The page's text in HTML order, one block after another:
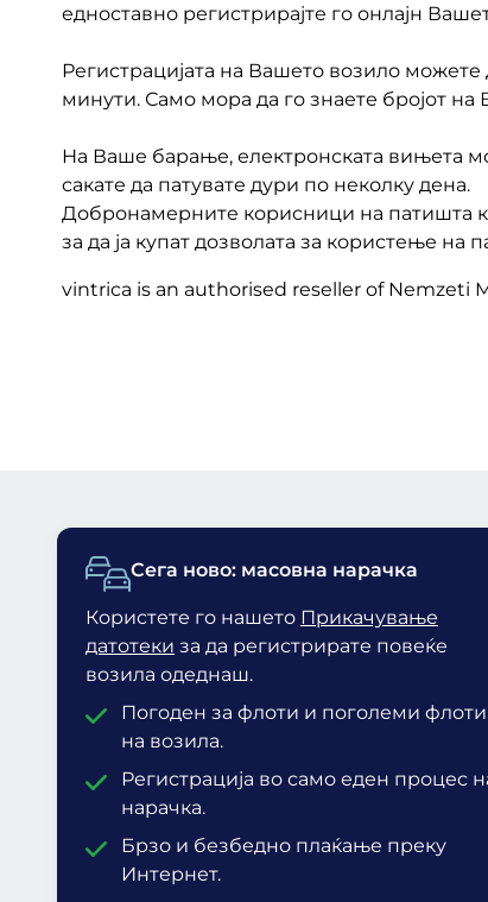
едноставно регистрирајте го онлајн
Регистрацијата на Вашето возило
минути. Само мора да го знаете бројот
На Ваше барање, електронската вињета
сакате да патувате дури по неколку дена.
Добронамерните корисници на патишта
за да ја купат дозволата за користење на
vintrica is an authorised reseller of Nemzeti
Сега ново: масовна нарачка
Користете го нашето Прикачување
датотеки за да регистрирате повеќе
возила одеднаш.
Погоден за флоти и поголеми флоти
на возила.
Регистрација во само еден процес
нарачка.
Брзо и безбедно плаќање преку
Интернет.